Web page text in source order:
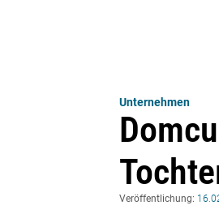
Unternehmen
Veröffentlichung: